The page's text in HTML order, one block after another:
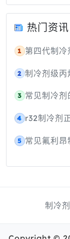
热门资讯
1 第四代制冷
2 制冷剂级
3 常见制冷剂
4 r32制冷剂
5 常见氟利昂
制冷剂